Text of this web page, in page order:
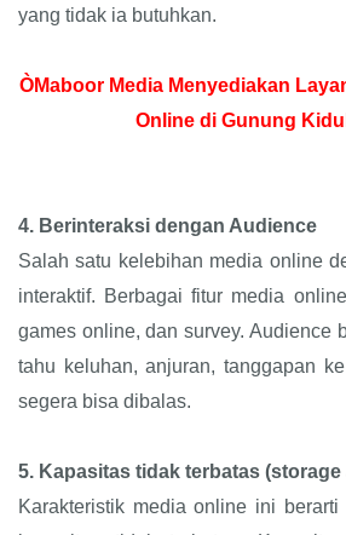
yang tidak ia butuhkan.
ÒMaboor Media Menyediakan
Online di Gunung
4. Berinteraksi dengan Audience
Salah satu kelebihan media online
interaktif. Berbagai fitur media
games online, dan survey. Audience
tahu keluhan, anjuran, tanggapan
segera bisa dibalas.
5. Kapasitas tidak terbatas
Karakteristik media online ini